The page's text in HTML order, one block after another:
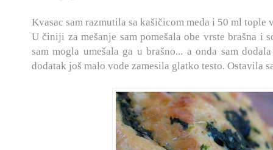
Kvasac sam razmutila sa kašičicom meda i 50 ml tople
U činiji za mešanje sam pomešala obe vrste brašna i
sam mogla umešala ga u brašno... a onda sam
dodatak još malo vode zamesila glatko testo. Ostavila